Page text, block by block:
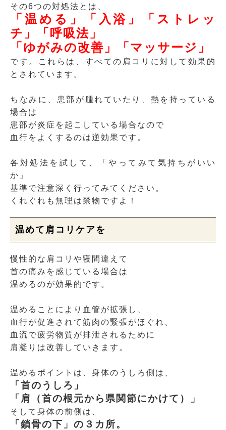
その6つの対処法とは、
「温める」「入浴」「ストレッ
チ」「呼吸法」
「ゆがみの改善」「マッサージ」
です。これらは、すべての肩コリに対して効果的
とされています。
ちなみに、患部が腫れていたり、熱を持っている
場合は
患部が炎症を起こしている場合なので
血行をよくするのは逆効果です。
各対処法を試して、「やってみて気持ちがいい
か」
基準で注意深く行ってみてください。
くれぐれも無理は禁物ですよ！
温めて肩コリケアを
慢性的な肩コリや寝間違えて
首の痛みを感じている場合は
温めるのが効果的です。
温めることにより血管が拡張し、
血行が促進されて筋肉の緊張がほぐれ、
血流で疲労物質が排泄されるために
肩凝りは改善していきます。
温めるポイントは、身体のうしろ側は、
「首のうしろ」
「肩（首の根元から県関節にかけて）」
そして身体の前側は、
「鎖骨の下」の３カ所。